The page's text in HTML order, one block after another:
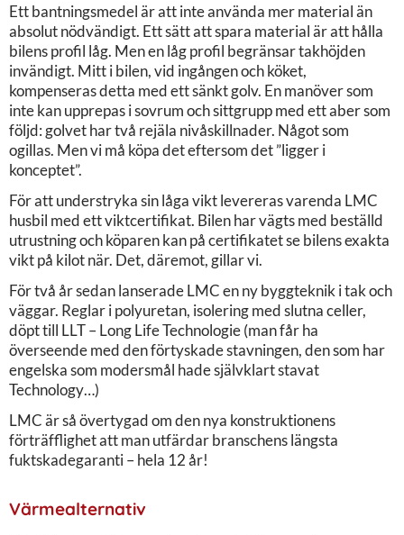
Ett bantningsmedel är att inte använda mer material än
absolut nödvändigt. Ett sätt att spara material är att hålla
bilens profil låg. Men en låg profil begränsar takhöjden
invändigt. Mitt i bilen, vid ingången och köket,
kompenseras detta med ett sänkt golv. En manöver som
inte kan upprepas i sovrum och sittgrupp med ett aber som
följd: golvet har två rejäla nivåskillnader. Något som
ogillas. Men vi må köpa det eftersom det ”ligger i
konceptet”.
För att understryka sin låga vikt levereras varenda LMC
husbil med ett viktcertifikat. Bilen har vägts med beställd
utrustning och köparen kan på certifikatet se bilens exakta
vikt på kilot när. Det, däremot, gillar vi.
För två år sedan lanserade LMC en ny byggteknik i tak och
väggar. Reglar i polyuretan, isolering med slutna celler,
döpt till LLT – Long Life Technologie (man får ha
överseende med den förtyskade stavningen, den som har
engelska som modersmål hade självklart stavat
Technology…)
LMC är så övertygad om den nya konstruktionens
förträfflighet att man utfärdar branschens längsta
fuktskadegaranti – hela 12 år!
Värmealternativ